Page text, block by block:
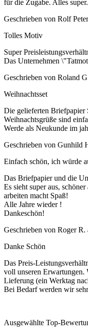
für die Zugabe. Alles super.
Geschrieben von Rolf
Tolles Motiv
Super
Das Unternehmen
Geschrieben von Roland
Weihnachtsset
Die gelieferten Briefpapier
Weihnachtsgrüße sind
Werde als Neukunde im
Geschrieben von Gunhild
Einfach schön, ich würde
Das Briefpapier und die
Es sieht super aus,
arbeiten macht Spaß!
Alle Jahre wieder !
Dankeschön!
Geschrieben von Roger R.
Danke Schön
Das Preis-
voll unseren Erwartungen.
Lieferung (ein Werktag
Bei Bedarf werden wir
Ausgewählte Top-